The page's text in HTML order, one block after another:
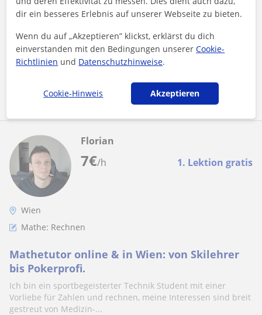
Ich bin ein sportbegeisterter Technik Student mit einer
gestreut von Medizin-...
Kontaktieren
7€/h 1. Lektion gratis
Florian
Wien
Mathe: Rechnen
Mathetutor online & in Wien: von Skilehrer
bis Pokerprofi.
Ich bin ein sportbegeisterter Technik Student mit einer
Vorliebe für Zahlen und rechnen, meine Interessen sind breit
gestreut von Medizin-...
dir ein besseres Erlebnis auf unserer Webseite zu bieten.
Wenn du auf „Akzeptieren” klickst, erklärst du dich
einverstanden mit den Bedingungen unsererCookie-
Richtlinien und Datenschutzhinweise.
Cookie-Hinweis Akzeptieren